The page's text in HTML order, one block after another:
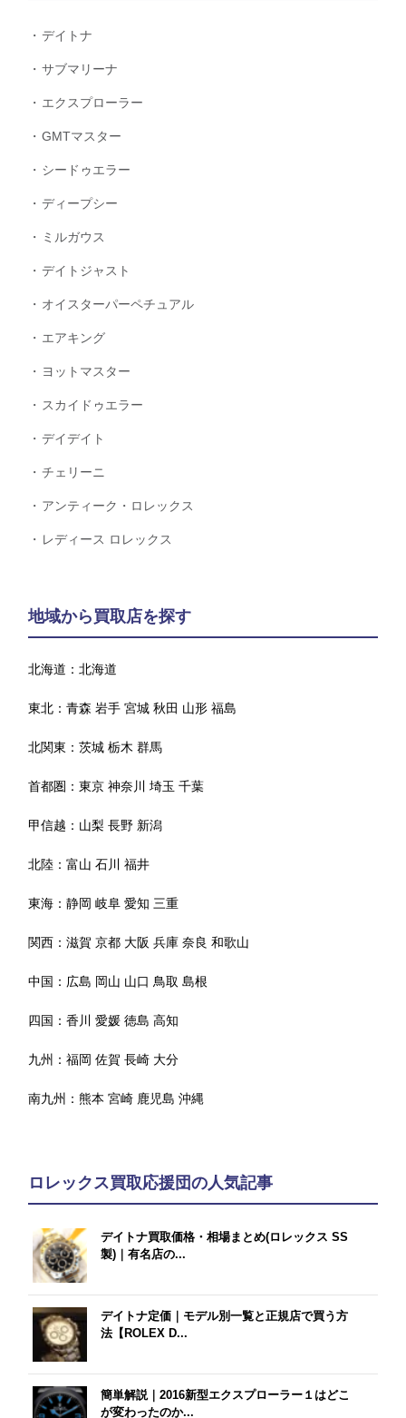
デイトナ
サブマリーナ
エクスプローラー
GMTマスター
シードゥエラー
ディープシー
ミルガウス
デイトジャスト
オイスターパーペチュアル
エアキング
ヨットマスター
スカイドゥエラー
デイデイト
チェリーニ
アンティーク・ロレックス
レディース ロレックス
地域から買取店を探す
北海道：北海道
東北：青森 岩手 宮城 秋田 山形 福島
北関東：茨城 栃木 群馬
首都圏：東京 神奈川 埼玉 千葉
甲信越： 山梨 長野 新潟
北陸：富山 石川 福井
東海：静岡 岐阜 愛知 三重
関西：滋賀 京都 大阪 兵庫 奈良 和歌山
中国： 広島 岡山 山口 鳥取 島根
四国：香川 愛媛 徳島 高知
九州：福岡 佐賀 長崎 大分
南九州：熊本 宮崎 鹿児島 沖縄
ロレックス買取応援団の人気記事
デイトナ買取価格・相場まとめ(ロレックス SS
製)｜有名店の...
デイトナ定価｜モデル別一覧と正規店で買う方
法【ROLEX D...
簡単解説｜2016新型エクスプローラー１はどこ
が変わったのか...